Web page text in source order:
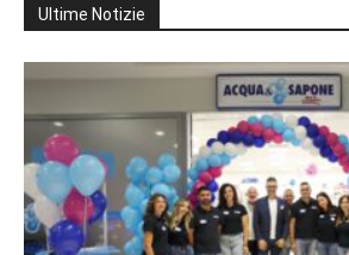
Ultime Notizie